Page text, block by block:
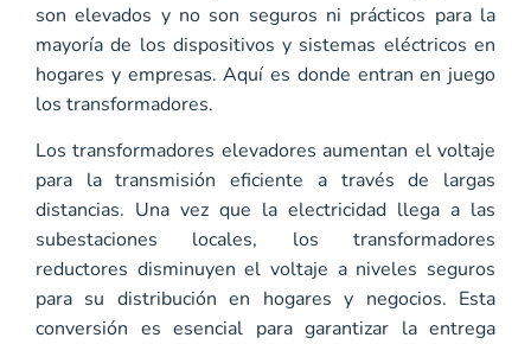
son elevados y no son seguros ni prácticos para la
mayoría de los dispositivos y sistemas eléctricos en
hogares y empresas. Aquí es donde entran en juego
los transformadores.
Los transformadores elevadores aumentan el voltaje
para la transmisión eficiente a través de largas
distancias. Una vez que la electricidad llega a las
subestaciones locales, los transformadores
reductores disminuyen el voltaje a niveles seguros
para su distribución en hogares y negocios. Esta
conversión es esencial para garantizar la entrega